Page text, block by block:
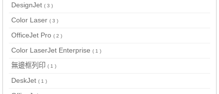
DesignJet ( 3 )
Color Laser ( 3 )
OfficeJet Pro ( 2 )
Color LaserJet Enterprise ( 1 )
無邊框列印 ( 1 )
DeskJet ( 1 )